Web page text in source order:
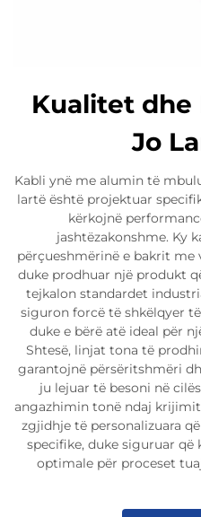
Kualitet dhe
Jo
Kabli ynë me alumin të
lartë është projektuar
kërkojnë
jashtëzakonshme. Ky
përçueshmërinë e bakrit
duke prodhuar një produkt
tejkalon standardet
siguron forcë të shkëlqyer
duke e bërë atë ideal për
Shtesë, linjat tona të
garantojnë përsëritshmëri
ju lejuar të besoni në
angazhimin tonë ndaj
zgjidhje të personalizuara
specifike, duke siguruar
optimale për proceset